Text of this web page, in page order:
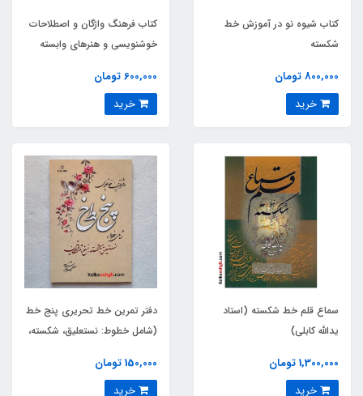
کتاب شیوه نو در آموزش خط
شکسته
800,000 تومان
کتاب فرهنگ واژگان و اصطلاحات
خوشنویسی و هنرهای وابسته
600,000 تومان
سماع قلم خط شکسته (استاد
یدالله کابلی)
1,300,000 تومان
دفتر تمرین خط تحریری پنج خط
(شامل خطوط: نستعلیق، شکسته،
150,000 تومان